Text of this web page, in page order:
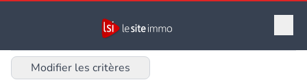
Modifier les critères